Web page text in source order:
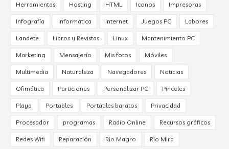
Herramientas Hosting HTML Iconos Impresoras
Infografía Informática Internet Juegos PC Labores
Landete Libros y Revistas Linux Mantenimiento PC
Marketing Mensajería Mis fotos Móviles
Multimedia Naturaleza Navegadores Noticias
Ofimática Particiones Personalizar PC Pinceles
Playa Portables Portátiles baratos Privacidad
Procesador programas Radio Online Recursos gráficos
Redes Wifi Reparación Rio Magro Rio Mira